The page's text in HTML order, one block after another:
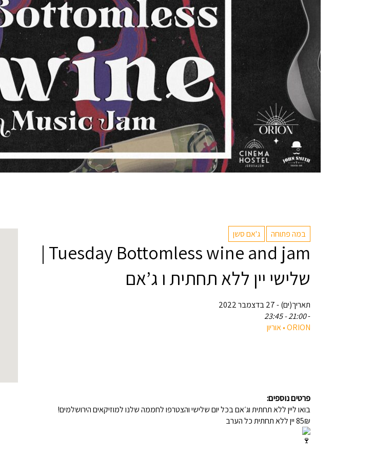
במה פתוחה ג'אם סשן
Tuesday Bottomless wine and jam |
שלישי יין ללא תחתית ו ג’אם
תאריך(ים) - 27 בדצמבר 2022
-
21:00 - 23:45
‎ORION • אוריון
פרטים נוספים:
בואו ליין ללא תחתית וג׳אם בכל יום שלישי והצטרפו לחממה שלנו למוזיקאים הירושלמים!
85₪ יין ללא תחתית כל הערב